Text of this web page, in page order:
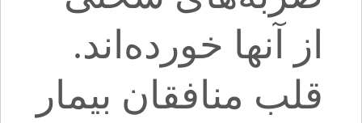
از آنها خورده‌اند.
قلب منافقان بیمار